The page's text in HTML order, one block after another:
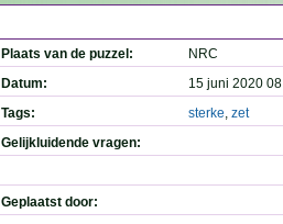
Plaats van de puzzel:
NRC
Datum:
15 juni 2020
Tags:
sterke, zet
Gelijkluidende vragen:
Geplaatst door: